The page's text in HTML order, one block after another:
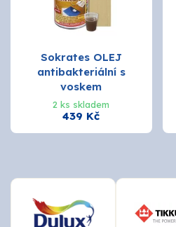
Sokrates OLEJ
antibakteriální s
voskem
2 ks skladem
439 Kč